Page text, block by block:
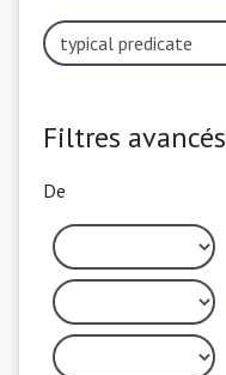
Filtres avancés
De